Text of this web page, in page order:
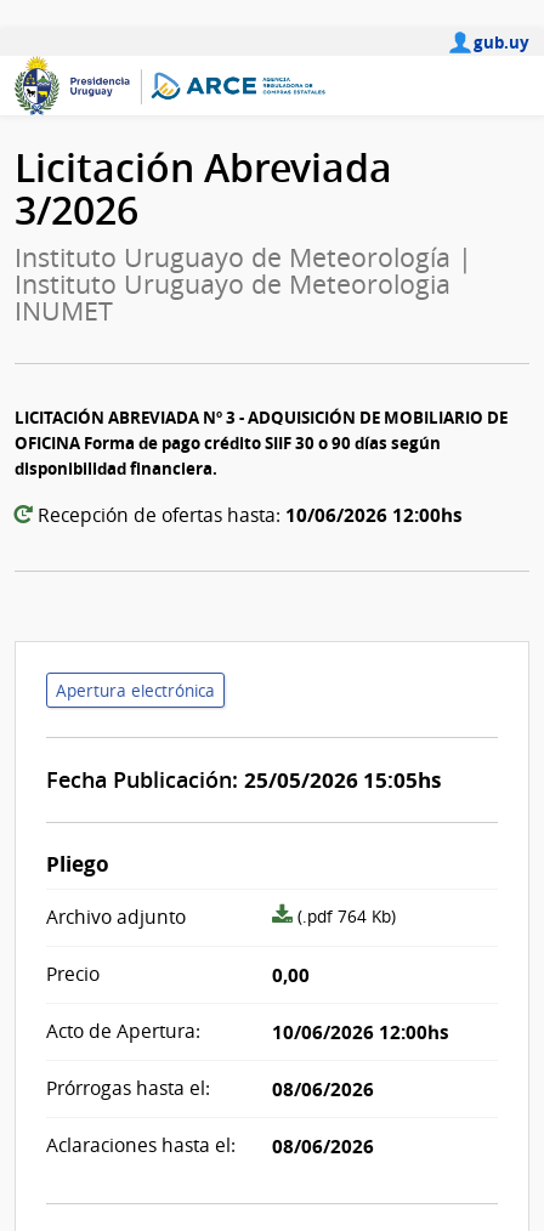
gub.uy
Licitación Abreviada
3/2026
Instituto Uruguayo de Meteorología |
Instituto Uruguayo de Meteorologia
INUMET
LICITACIÓN ABREVIADA Nº 3 - ADQUISICIÓN DE MOBILIARIO DE
OFICINA Forma de pago crédito SIIF 30 o 90 días según
disponibilidad financiera.
Recepción de ofertas hasta: 10/06/2026 12:00hs
Apertura electrónica
Fecha Publicación: 25/05/2026 15:05hs
Pliego
Archivo adjunto
archivo
(.pdf 764 Kb)
Precio 0,00
Acto de Apertura: 10/06/2026 12:00hs
Prórrogas hasta el: 08/06/2026
Aclaraciones hasta el: 08/06/2026